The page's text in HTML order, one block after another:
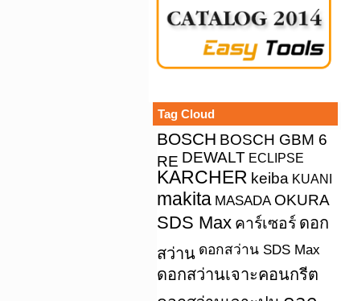
Tag Cloud
BOSCH BOSCH GBM 6
RE DEWALT ECLIPSE
KARCHER keiba KUANI
makita MASADA OKURA
SDS Max คาร์เซอร์ ดอก
สว่าน ดอกสว่าน SDS Max
ดอกสว่านเจาะคอนกรีต